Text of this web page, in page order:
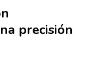
precisión